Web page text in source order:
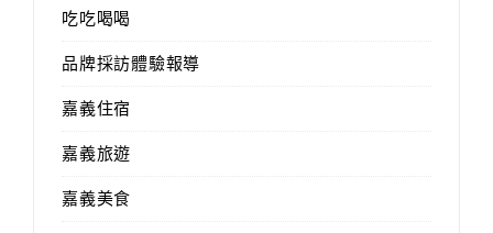
吃吃喝喝
品牌採訪體驗報導
嘉義住宿
嘉義旅遊
嘉義美食